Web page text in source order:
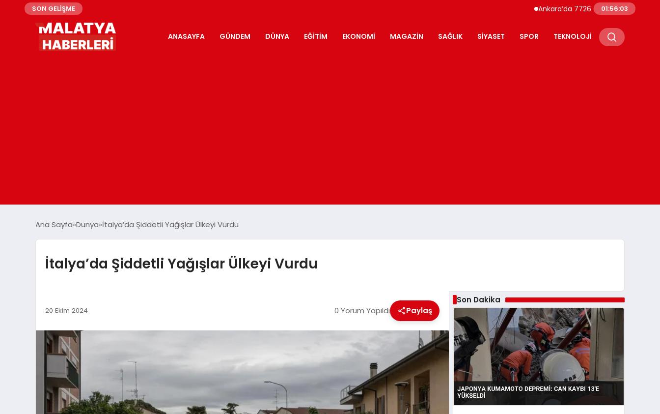
SON GELİŞME Ankara’da 7726 Genç Faizsiz Evlilik
01:56:04
ANASAYFA GÜNDEM DÜNYA EĞITIM EKONOMI MAGAZIN SAĞLIK SIYASET SPOR TEKNOLOJI
Ana Sayfa Dünya İtalya’da Şiddetli Yağışlar Ülkeyi Vurdu
İtalya’da Şiddetli Yağışlar Ülkeyi Vurdu
20 Ekim 2024 0 Yorum Yapıldı Paylaş
Son Dakika